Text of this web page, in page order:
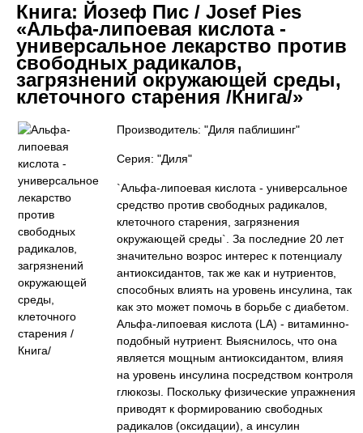
Книга: Йозеф Пис / Josef Pies
«Альфа-липоевая кислота -
универсальное лекарство против
свободных радикалов,
загрязнений окружающей среды,
клеточного старения /Книга/»
Производитель: "Диля паблишинг"
Серия: "Диля"
`Альфа-липоевая кислота - универсальное
средство против свободных радикалов,
клеточного старения, загрязнения
окружающей среды`. За последние 20 лет
значительно возрос интерес к потенциалу
антиоксидантов, так же как и нутриентов,
способных влиять на уровень инсулина, так
как это может помочь в борьбе с диабетом.
Альфа-липоевая кислота (LA) - витаминно-
подобный нутриент. Выяснилось, что она
является мощным антиоксидантом, влияя
на уровень инсулина посредством контроля
глюкозы. Поскольку физические упражнения
приводят к формированию свободных
радикалов (оксидации), а инсулин